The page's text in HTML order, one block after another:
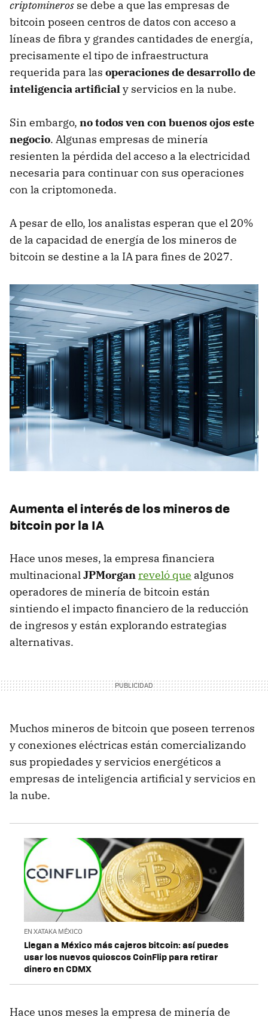
criptomineros se debe a que las empresas de
bitcoin poseen centros de datos con acceso a
líneas de fibra y grandes cantidades de energía,
precisamente el tipo de infraestructura
requerida para las operaciones de desarrollo de
inteligencia artificialy servicios en la nube.
Sin embargo, no todos ven con buenos ojos este
negocio. Algunas empresas de minería
resienten la pérdida del acceso a la electricidad
necesaria para continuar con sus operaciones
con la criptomoneda.
A pesar de ello, los analistas esperan que el 20%
de la capacidad de energía de los mineros de
bitcoin se destine a la IA para fines de 2027.
Aumenta el interés de los mineros de
bitcoin por la IA
Hace unos meses, la empresa financiera
multinacionalJPMorganreveló que algunos
operadores de minería de bitcoin están
sintiendo el impacto financiero de la reducción
de ingresos y están explorando estrategias
alternativas.
Muchos mineros de bitcoin que poseen terrenos
y conexiones eléctricas están comercializando
sus propiedades y servicios energéticos a
empresas de inteligencia artificial y servicios en
la nube.
EN XATAKA MÉXICO
Llegan a México más cajeros bitcoin: así puedes
usar los nuevos quioscos CoinFlip para retirar
dinero en CDMX
Hace unos meses la empresa de minería de